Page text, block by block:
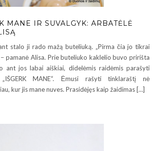
MANE IR SUVALGYK: ARBATĖLĖ
stalo ji rado mažą buteliuką. „Pirma čia jo tikrai
− pamanė Alisa. Prie buteliuko kaklelio buvo pririšta
ant jos labai aiškiai, didelėmis raidėmis parašyti
MANE“. Ėmusi rašyti tinklaraštį nė
kur jis mane nuves. Prasidėjęs kaip žaidimas […]